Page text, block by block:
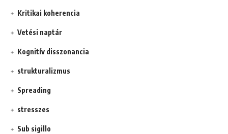
Kritikai koherencia
Vetési naptár
Kognitív disszonancia
strukturalizmus
Spreading
stresszes
Sub sigillo